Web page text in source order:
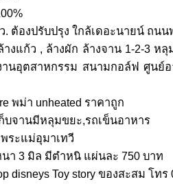
. ต้องปรับปรุง ใกล้เดอะนายน์ ถน
างแก้ว , ล้างผัก ล้างจาน 1-2-3 ห
านอุตสาหกรรม สนามกอล์ฟ ศูนย์
พม่า unheated ราคาถูก
บจานมีหลุมขยะ,รถเข็นอาหาร
ระแม่อุมาเทวี
า 3 มิล มีตำหนิ แผ่นละ 750 บาท
disneys Toy story ของสะสม โทร